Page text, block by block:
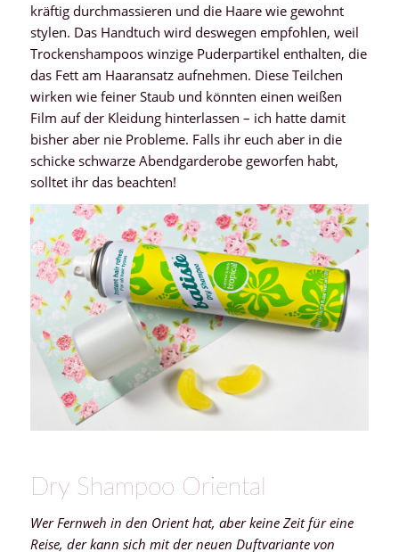
kräftig durchmassieren und die Haare wie gewohnt
stylen. Das Handtuch wird deswegen empfohlen, weil
Trockenshampoos winzige Puderpartikel enthalten, die
das Fett am Haaransatz aufnehmen. Diese Teilchen
wirken wie feiner Staub und könnten einen weißen
Film auf der Kleidung hinterlassen – ich hatte damit
bisher aber nie Probleme. Falls ihr euch aber in die
schicke schwarze Abendgarderobe geworfen habt,
solltet ihr das beachten!
Dry Shampoo Oriental
Wer Fernweh in den Orient hat, aber keine Zeit für eine
Reise, der kann sich mit der neuen Duftvariante von